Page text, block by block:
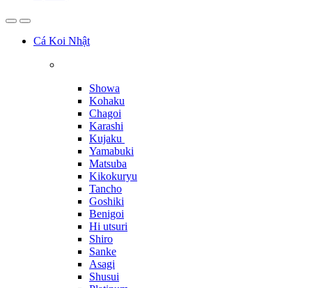
Cá Koi Nhật
Showa
Kohaku
Chagoi
Karashi
Kujaku
Yamabuki
Matsuba
Kikokuryu
Tancho
Goshiki
Benigoi
Hi utsuri
Shiro
Sanke
Asagi
Shusui